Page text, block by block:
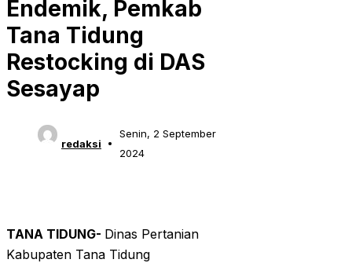
Endemik, Pemkab
Tana Tidung
Restocking di DAS
Sesayap
redaksi
Senin, 2 September
2024
TANA TIDUNG- Dinas Pertanian
Kabupaten Tana Tidung